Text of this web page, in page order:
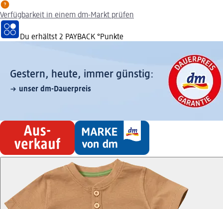
Verfügbarkeit in einem dm-Markt prüfen
Du erhältst 2 PAYBACK °Punkte
Gestern, heute, immer günstig:
unser dm-Dauerpreis